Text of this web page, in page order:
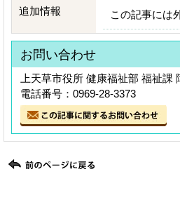
追加情報 この記事には
お問い合わせ
上天草市役所 健康福祉部 福祉課
電話番号：0969-28-3373